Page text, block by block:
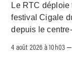
Le RTC
festival Cigale
depuis le
4 août 2026 à 10h03